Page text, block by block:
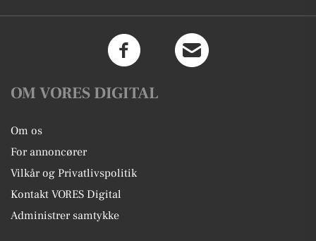
OM VORES DIGITAL
Om os
For annoncører
Vilkår og Privatlivspolitik
Kontakt VORES Digital
Administrer samtykke